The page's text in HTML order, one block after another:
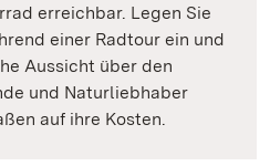
erreichbar. Legen Sie
einer Radtour ein und
Aussicht über den
und Naturliebhaber
auf ihre Kosten.